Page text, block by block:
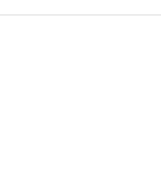
mange forskellige AV-
og sognehuse. Vi lader
i de danske kirker. Her
og